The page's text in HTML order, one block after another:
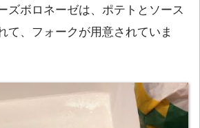
ズボロネーゼは、ポテトとソース
て、フォークが用意されていま